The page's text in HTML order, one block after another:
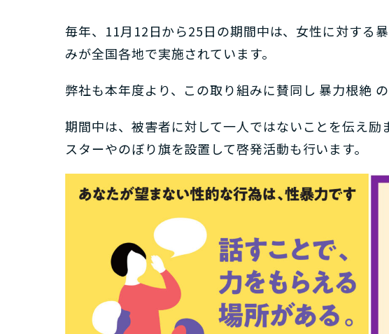
毎年、11月12日から25日の期間中は、女性に対する
みが全国各地で実施されています。
弊社も本年度より、この取り組みに賛同し 暴力根絶
期間中は、被害者に対して一人ではないことを伝え
スターやのぼり旗を設置して啓発活動も行います。